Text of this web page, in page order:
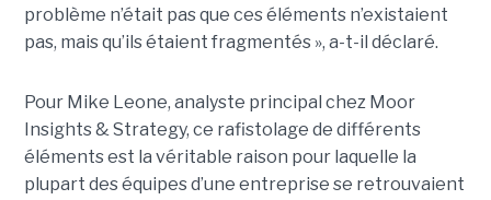
problème n’était pas que ces éléments n’existaient
pas, mais qu’ils étaient fragmentés », a-t-il déclaré.
Pour Mike Leone, analyste principal chez Moor
Insights & Strategy, ce rafistolage de différents
éléments est la véritable raison pour laquelle la
plupart des équipes d’une entreprise se retrouvaient